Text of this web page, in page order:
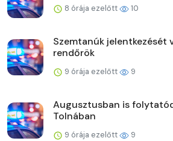
8 órája ezelőtt 10
Szemtanúk jelentkezését
rendőrök
9 órája ezelőtt 9
Augusztusban is
Tolnában
9 órája ezelőtt 9